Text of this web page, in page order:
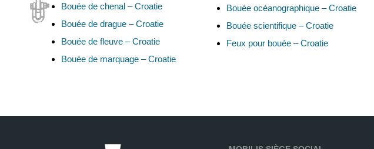
Bouée de chenal – Croatie
Bouée de drague – Croatie
Bouée de fleuve – Croatie
Bouée de marquage – Croatie
Bouée océanographique – Croatie
Bouée scientifique – Croatie
Feux pour bouée – Croatie